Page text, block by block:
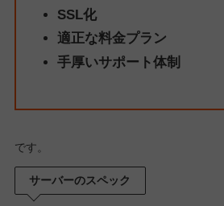
SSL化
適正な料金プラン
手厚いサポート体制
です。
サーバーのスペック